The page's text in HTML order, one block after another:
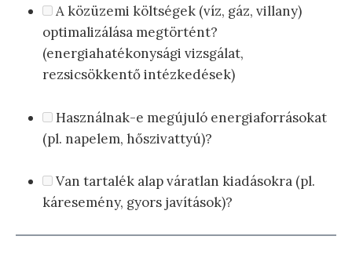
A közüzemi költségek (víz, gáz, villany)
optimalizálása megtörtént?
(energiahatékonysági vizsgálat,
rezsicsökkentő intézkedések)
Használnak-e megújuló energiaforrásokat
(pl. napelem, hőszivattyú)?
Van tartalék alap váratlan kiadásokra (pl.
káresemény, gyors javítások)?